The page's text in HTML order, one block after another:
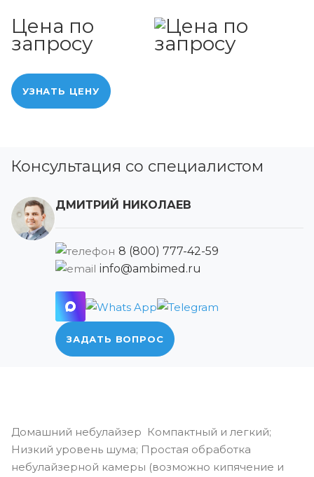
Цена по
запросу
УЗНАТЬ ЦЕНУ
Консультация со специалистом
ДМИТРИЙ НИКОЛАЕВ
8 (800) 777-42-59
info@ambimed.ru
ЗАДАТЬ ВОПРОС
Домашний небулайзер Компактный и легкий;
Низкий уровень шума; Простая обработка
небулайзерной камеры (возможно кипячение и